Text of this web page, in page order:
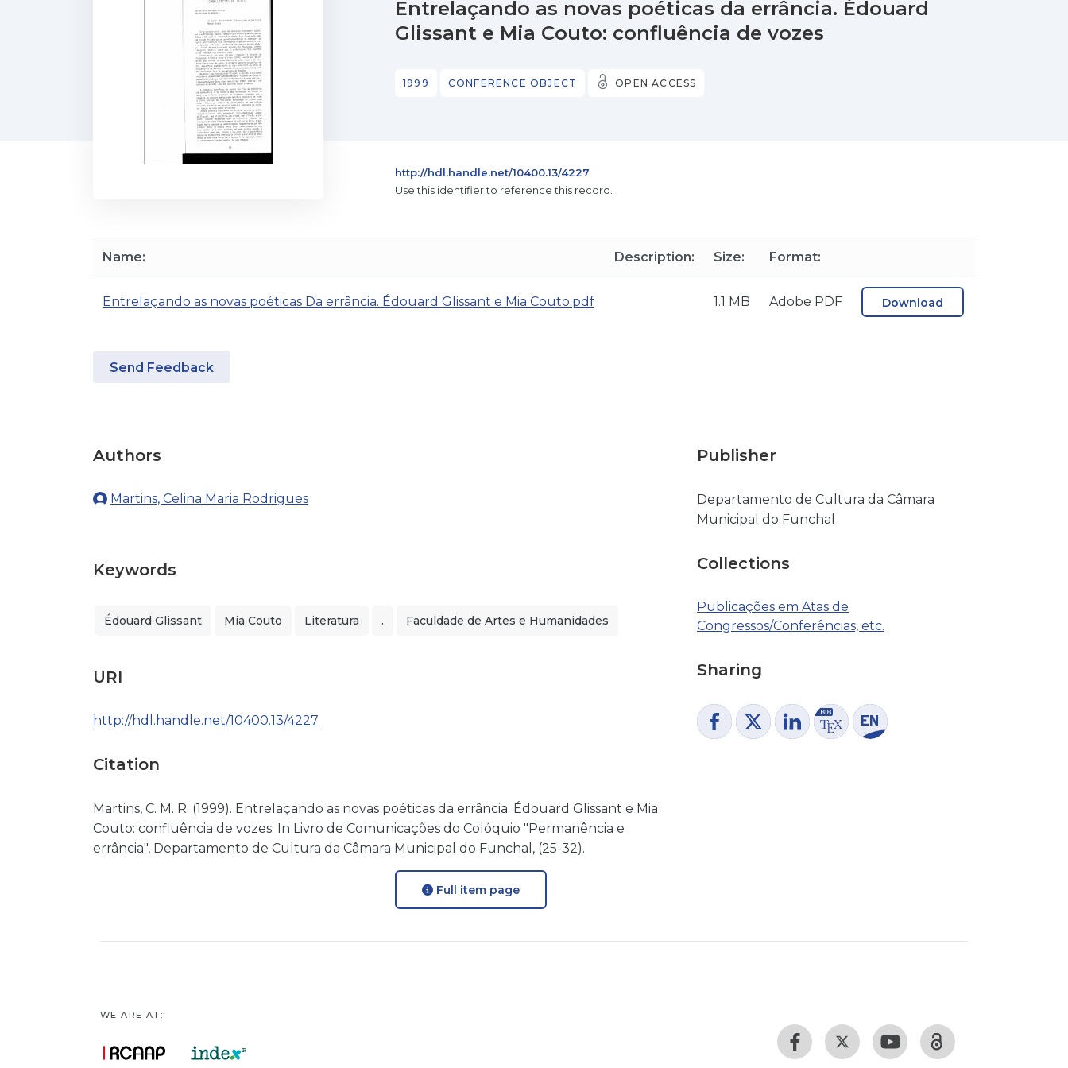
Entrelaçando as novas poéticas da errância. Édouard
Glissant e Mia Couto: confluência de vozes
1999 CONFERENCE OBJECT OPEN ACCESS
http://hdl.handle.net/10400.13/4227
Use this identifier to reference this record.
Name: Description: Size: Format:
Entrelaçando as novas poéticas Da errância. Édouard Glissant e Mia Couto.pdf 1.1 MB Adobe PDF Download
Send Feedback
Authors
Martins, Celina Maria Rodrigues
Keywords
Édouard Glissant Mia Couto Literatura . Faculdade de Artes e Humanidades
URI
http://hdl.handle.net/10400.13/4227
Citation
Martins, C. M. R. (1999). Entrelaçando as novas poéticas da errância. Édouard Glissant e Mia
Couto: confluência de vozes. In Livro de Comunicações do Colóquio "Permanência e
errância", Departamento de Cultura da Câmara Municipal do Funchal, (25-32).
Publisher
Departamento de Cultura da Câmara
Municipal do Funchal
Collections
Publicações em Atas de
Congressos/Conferências, etc.
Sharing
Full item page
WE ARE AT: